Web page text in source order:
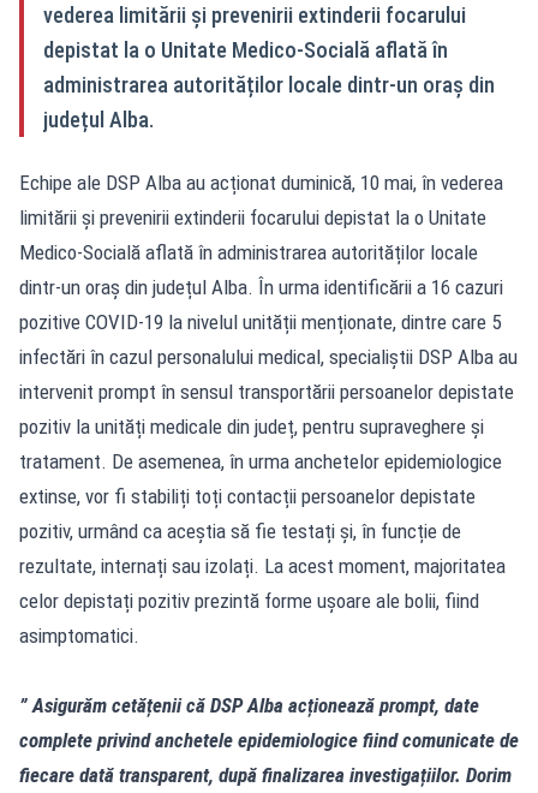
vederea limitării și prevenirii extinderii focarului
depistat la o Unitate Medico-Socială aflată în
administrarea autorităților locale dintr-un oraș din
județul Alba.
Echipe ale DSP Alba au acționat duminică, 10 mai, în vederea
limitării și prevenirii extinderii focarului depistat la o Unitate
Medico-Socială aflată în administrarea autorităților locale
dintr-un oraș din județul Alba. În urma identificării a 16 cazuri
pozitive COVID-19 la nivelul unității menționate, dintre care 5
infectări în cazul personalului medical, specialiștii DSP Alba au
intervenit prompt în sensul transportării persoanelor depistate
pozitiv la unități medicale din județ, pentru supraveghere și
tratament. De asemenea, în urma anchetelor epidemiologice
extinse, vor fi stabiliți toți contacții persoanelor depistate
pozitiv, urmând ca aceștia să fie testați și, în funcție de
rezultate, internați sau izolați. La acest moment, majoritatea
celor depistați pozitiv prezintă forme ușoare ale bolii, fiind
asimptomatici.
” Asigurăm cetățenii că DSP Alba acționează prompt, date
complete privind anchetele epidemiologice fiind comunicate de
fiecare dată transparent, după finalizarea investigațiilor. Dorim